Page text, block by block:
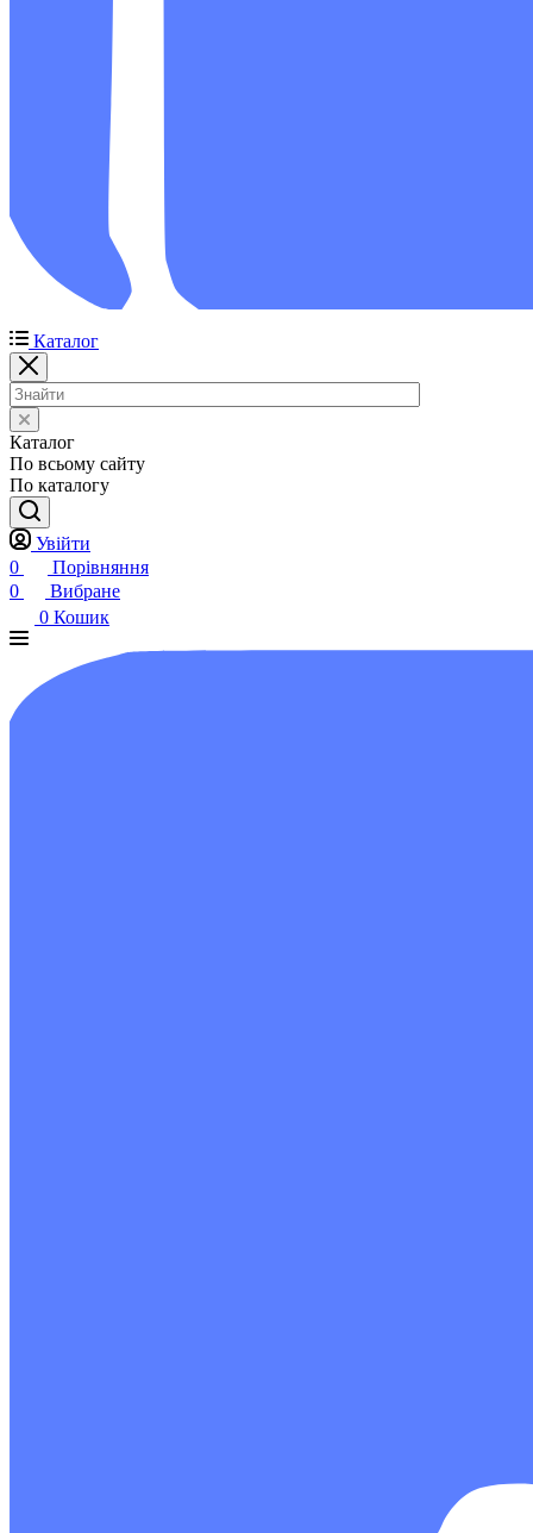
Каталог
Каталог
По всьому сайту
По каталогу
Увійти
0
Порівняння
0
Вибране
0 Кошик